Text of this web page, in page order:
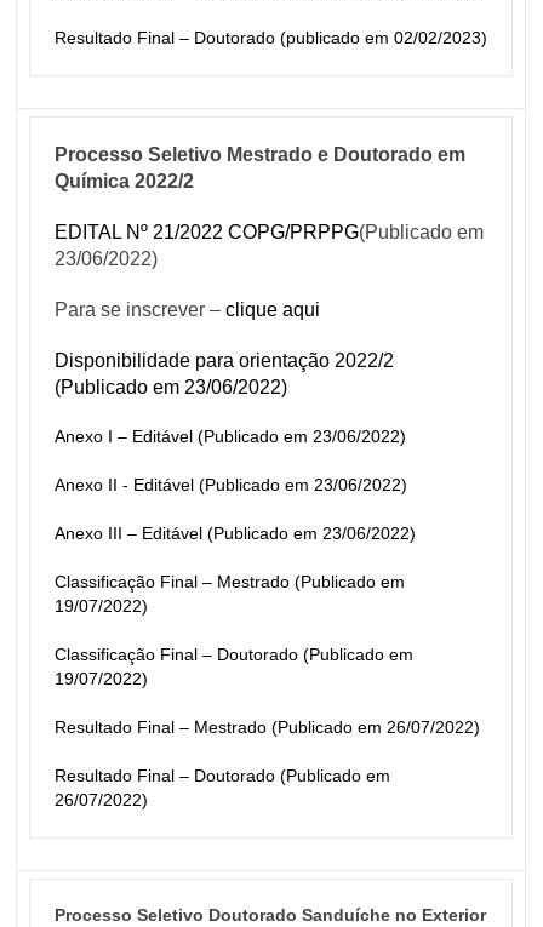
Resultado Final – Doutorado (publicado em 02/02/2023)
Processo Seletivo Mestrado e Doutorado em
Química 2022/2
EDITAL Nº 21/2022 COPG/PRPPG(Publicado em
23/06/2022)
Para se inscrever – clique aqui
Disponibilidade para orientação 2022/2
(Publicado em 23/06/2022)
Anexo I – Editável (Publicado em 23/06/2022)
Anexo II - Editável (Publicado em 23/06/2022)
Anexo III – Editável (Publicado em 23/06/2022)
Classificação Final – Mestrado (Publicado em
19/07/2022)
Classificação Final – Doutorado (Publicado em
19/07/2022)
Resultado Final – Mestrado (Publicado em 26/07/2022)
Resultado Final – Doutorado (Publicado em
26/07/2022)
Processo Seletivo Doutorado Sanduíche no Exterior